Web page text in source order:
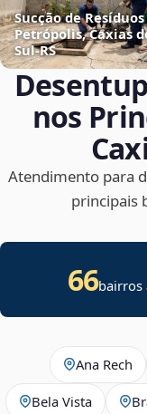
Sucção de
Petrópolis, Caxias
Sul‑RS
nos
Atendimento para
principais
66bairros
Ana Rech
Bela Vista